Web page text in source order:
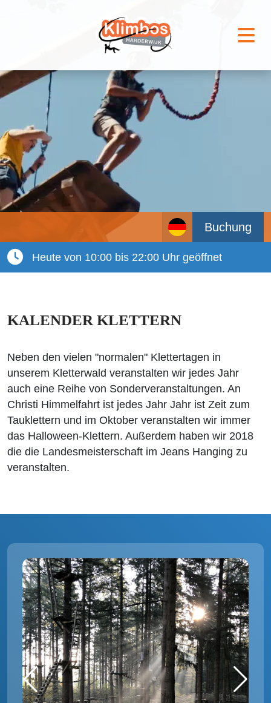
Buchung
Heute von 10:00 bis 22:00 Uhr geöffnet
KALENDER KLETTERN
Neben den vielen "normalen" Klettertagen in
unserem Kletterwald veranstalten wir jedes Jahr
auch eine Reihe von Sonderveranstaltungen. An
Christi Himmelfahrt ist jedes Jahr Jahr ist Zeit zum
Tauklettern und im Oktober veranstalten wir immer
das Halloween-Klettern. Außerdem haben wir 2018
die die Landesmeisterschaft im Jeans Hanging zu
veranstalten.